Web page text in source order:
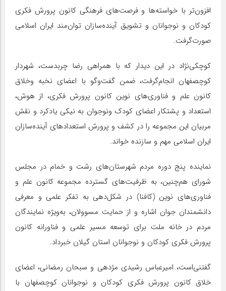
افزون‌تر با خواسته‌ها و فرصت‌های فرهنگی کانون پرورش فکری
کودکان و نوجوانان و تشویق آینده‌سازان توان‌مند ایران اسلامی
صورت‌گرفت.
کوچکی‌نژاد در این دیدار که با همراهی رضا چربدست، شهردار
کوچصفهان انجام‌گرفت، ضمن گفت‌وگو با اعضای نخبه وخلاق
کانون علم و فناوری‌های نوین کانون پرورش فکری، از هوش،
استعداد و پشتکار اعضای کودک ونوجوان به نیکی یادکرد و نقش
مربیان این مجموعه را در کشف و پرورش استعدادهای آینده‌سازان
ایران اسلامی مهم و سازنده خواند.
نماینده پنج دوره مردم شهرستان‌های رشت و خمام در مجلس
شورای هم‌چنین، به ظرفیت‌های گسترده مجموعه کانون علم و
فناوری‌های نوین (کافنا) در شکل‌دهی به تفکر علمی و معرفی
دانشمندان جوان اشاره و از حمایت مسوولان، به‌ویژه نمایندگان
مردم در خانه ملت برای توسعه مسیر علمی و فناورانه کانون
پرورش فکری کودکان و نوجوانان استان گیلان خبرداد.
گفتنی‌است، امیرعباس رشیدی مژدهی و سبحان رمضانی، اعضای
خلاق کانون پرورش فکری کودکان و نوجوانان کوچصفهان با